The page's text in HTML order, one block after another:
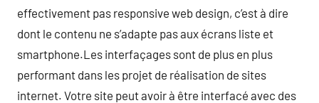
effectivement pas responsive web design, c’est à dire
dont le contenu ne s’adapte pas aux écrans liste et
smartphone.Les interfaçages sont de plus en plus
performant dans les projet de réalisation de sites
internet. Votre site peut avoir à être interfacé avec des